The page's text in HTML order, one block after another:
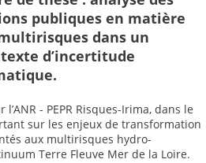
publiques en matière
dans un
d’incertitude
- PEPR Risques-Irima, dans le
sur les enjeux de transformation
aux multirisques hydro-
Terre Fleuve Mer de la Loire.